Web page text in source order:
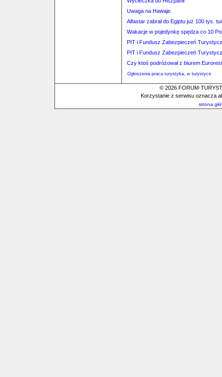
Uwaga na Hawaje
Alfastar zabrał do Egiptu już 100 tys.
Wakacje w pojedynkę spędza co 10
PIT i Fundusz Zabezpieczeń
PIT i Fundusz Zabezpieczeń
Czy ktoś podróżował z biurem
Ogłoszenia praca turystyka, w turystyce
© 2026 FORUM-
Korzystanie z serwisu oznacza
strona